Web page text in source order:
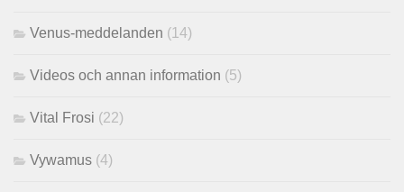
Venus-meddelanden (14)
Videos och annan information (5)
Vital Frosi (22)
Vywamus (4)